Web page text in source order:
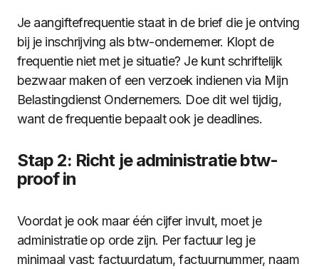
Je aangiftefrequentie staat in de brief die je ontving
bij je inschrijving als btw-ondernemer. Klopt de
frequentie niet met je situatie? Je kunt schriftelijk
bezwaar maken of een verzoek indienen via Mijn
Belastingdienst Ondernemers. Doe dit wel tijdig,
want de frequentie bepaalt ook je deadlines.
Stap 2: Richt je administratie btw-
proof in
Voordat je ook maar één cijfer invult, moet je
administratie op orde zijn. Per factuur leg je
minimaal vast: factuurdatum, factuurnummer, naam